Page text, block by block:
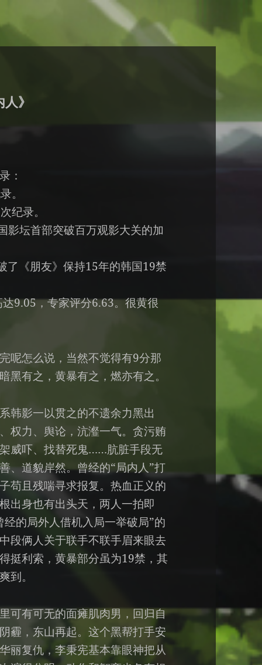
》
：
。
纪录。
坛首部突破百万观影大关的加
了《朋友》保持15年的韩国19禁
9.05，专家评分6.63。很黄很
呢怎么说，当然不觉得有9分那
黑有之，黄暴有之，燃亦有之。
韩影一以贯之的不遗余力黑出
权力、舆论，沆瀣一气。贪污贿
威吓、找替死鬼……肮脏手段无
、道貌岸然。曾经的“局内人”打
苟且残喘寻求报复。热血正义的
出身也有出头天，两人一拍即
的局外人借机入局一举破局”的
段俩人关于联手不联手眉来眼去
挺利索，黄暴部分虽为19禁，其
到。
可有可无的面瘫肌肉男，回归自
霾，东山再起。这个黑帮打手安
丽复仇，李秉宪基本靠眼神把从